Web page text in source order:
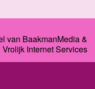
van BaakmanMedia&
Vrolijk Internet Services